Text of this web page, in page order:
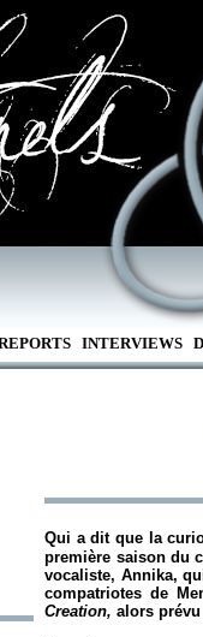
INTERVIEWS
Qui a dit que la
première saison du
vocaliste, Annika,
compatriotes de
Creation, alors